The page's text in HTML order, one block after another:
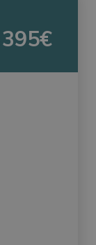
395€